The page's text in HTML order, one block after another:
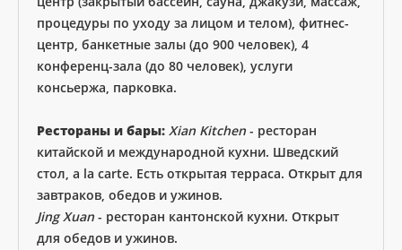
процедуры по уходу за лицом и телом), фитнес-
центр, банкетные залы (до 900 человек), 4
конференц-зала (до 80 человек), услуги
консьержа, парковка.
Рестораны и бары: Xian Kitchen - ресторан
китайской и международной кухни. Шведский
стол, а la carte. Есть открытая терраса. Открыт для
завтраков, обедов и ужинов.
Jing Xuan - ресторан кантонской кухни. Открыт
для обедов и ужинов.